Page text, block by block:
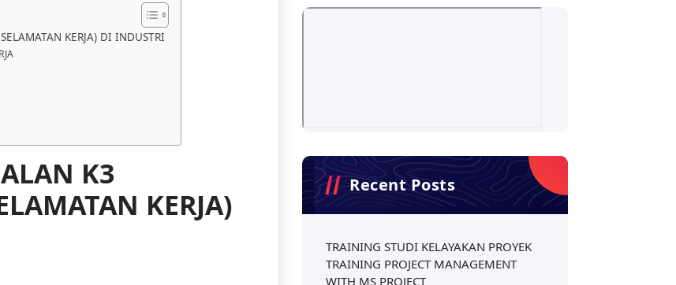
KERJA) DI INDUSTRI
K3
KERJA)
Recent Posts
TRAINING STUDI KELAYAKAN PROYEK
TRAINING PROJECT MANAGEMENT
WITH MS PROJECT